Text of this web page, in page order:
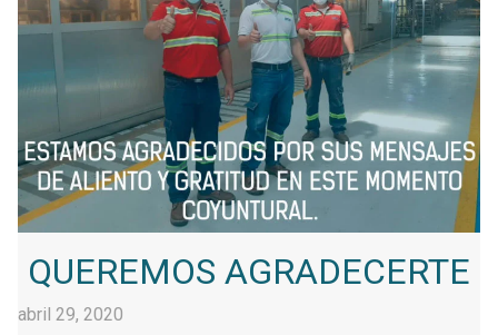
QUEREMOS AGRADECERTE
abril 29, 2020